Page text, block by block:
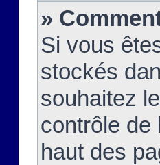
»
Si vous
stockés
souhaitez
contrôle de
haut des